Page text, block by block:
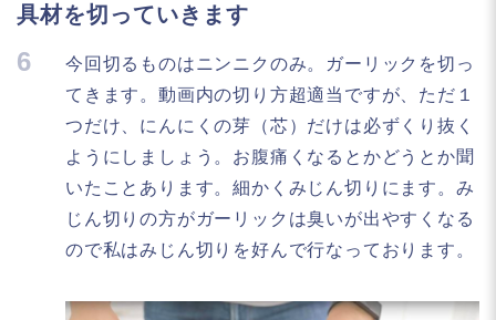
具材を切っていきます
6
今回切るものはニンニクのみ。ガーリックを切っ
てきます。動画内の切り方超適当ですが、ただ１
つだけ、にんにくの芽（芯）だけは必ずくり抜く
ようにしましょう。お腹痛くなるとかどうとか聞
いたことあります。細かくみじん切りにます。み
じん切りの方がガーリックは臭いが出やすくなる
ので私はみじん切りを好んで行なっております。